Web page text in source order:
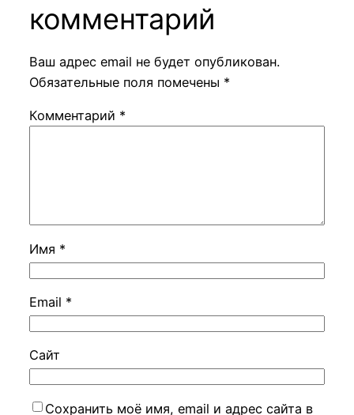
комментарий
Ваш адрес email не будет опубликован.
Обязательные поля помечены *
Комментарий *
Имя *
Email *
Сайт
Сохранить моё имя, email и адрес сайта в